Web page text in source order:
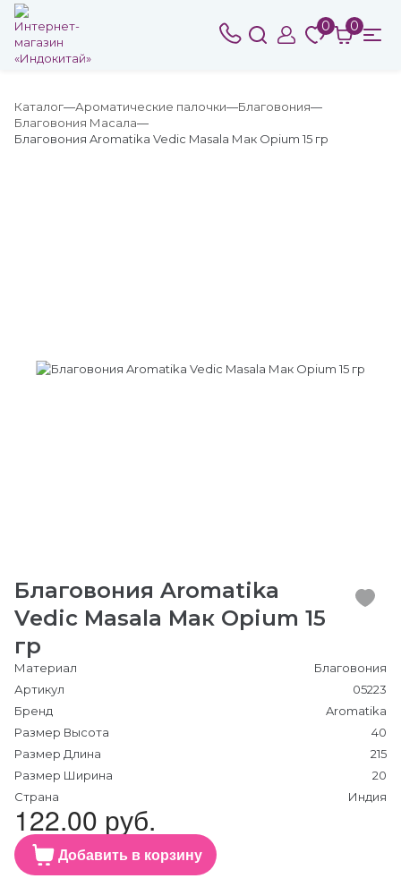
0 0
Каталог Ароматические палочки
Благовония
Благовония Масала
Благовония Aromatika Vedic Masala Мак Opium 15 гр
Благовония Aromatika
Vedic Masala Мак Opium 15
гр
Материал
Благовония
Артикул
05223
Бренд
Aromatika
Размер Высота
40
Размер Длина
215
Размер Ширина
20
Страна
Индия
122.00 руб.
Добавить в корзину